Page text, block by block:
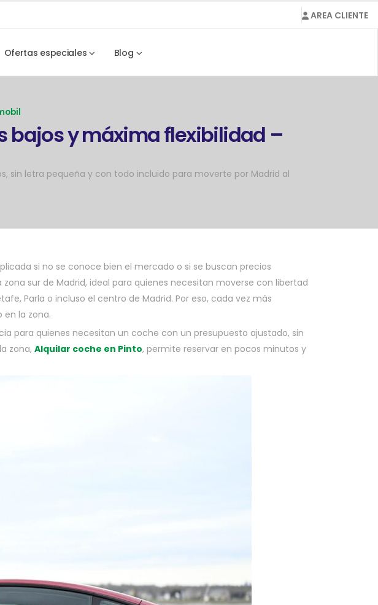
AREA CLIENTE
Ofertas especiales Blog
bajos y máxima flexibilidad –
sin letra pequeña y con todo incluido para moverte por Madrid al
si no se conoce bien el mercado o si se buscan precios
sur de Madrid, ideal para quienes necesitan moverse con libertad
Parla o incluso el centro de Madrid. Por eso, cada vez más
la zona.
para quienes necesitan un coche con un presupuesto ajustado, sin
zona, Alquilar coche en Pinto, permite reservar en pocos minutos y